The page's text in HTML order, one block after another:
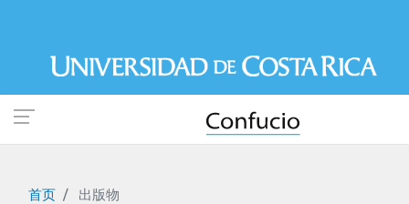
到
内
容
首页
出版物